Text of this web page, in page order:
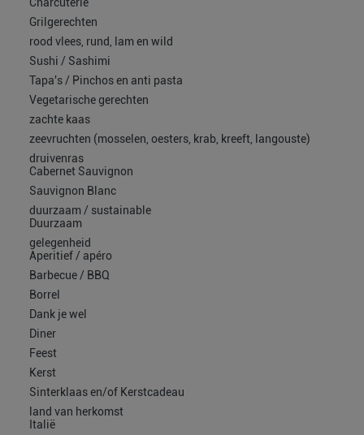
Grilgerechten
rood vlees, rund, lam en wild
Sushi / Sashimi
Tapa's / Pinchos en anti pasta
Vegetarische gerechten
zachte kaas
zeevruchten (mosselen, oesters, krab, kreeft, langouste)
druivenras
Cabernet Sauvignon
Sauvignon Blanc
duurzaam / sustainable
Duurzaam
gelegenheid
Aperitief / apéro
Barbecue / BBQ
Borrel
Dank je wel
Diner
Feest
Kerst
Sinterklaas en/of Kerstcadeau
land van herkomst
Italië